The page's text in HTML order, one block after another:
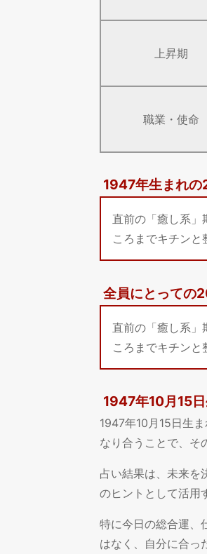
上昇期
職業・使命
1947年生まれ
直前の「癒し系」
ころまでキチンと
全員にとっての
直前の「癒し系」
ころまでキチンと
1947年10月15
1947年10月15日生
なり合うことで、そ
占い結果は、未来を
のヒントとして活用
特に今日の総合運、
はなく、自分に合っ